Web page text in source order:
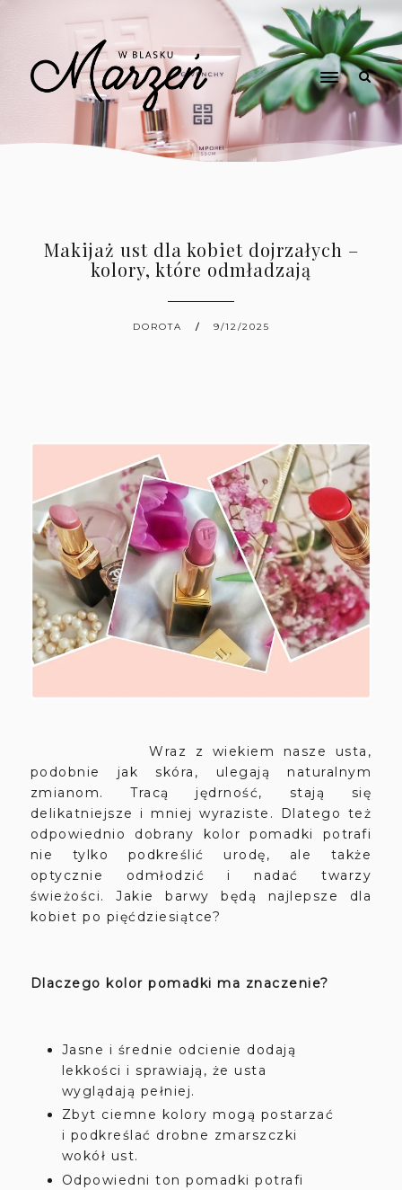
Makijaż ust dla kobiet dojrzałych –
kolory, które odmładzają
DOROTA 9/12/2025
Wraz z wiekiem nasze usta,
podobnie jak skóra, ulegają naturalnym
zmianom. Tracą jędrność, stają się
delikatniejsze i mniej wyraziste. Dlatego też
odpowiednio dobrany kolor pomadki potrafi
nie tylko podkreślić urodę, ale także
optycznie odmłodzić i nadać twarzy
świeżości. Jakie barwy będą najlepsze dla
kobiet po pięćdziesiątce?
Dlaczego kolor pomadki ma znaczenie?
Jasne i średnie odcienie dodają
lekkości i sprawiają, że usta
wyglądają pełniej.
Zbyt ciemne kolory mogą postarzać
i podkreślać drobne zmarszczki
wokół ust.
Odpowiedni ton pomadki potrafi